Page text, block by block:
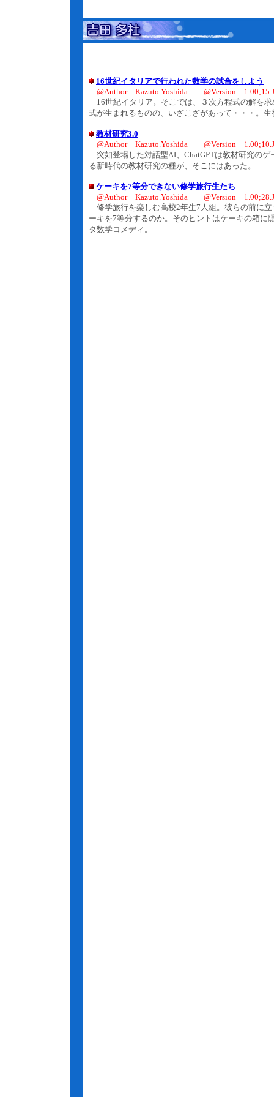
16世紀イタリアで行われた数学の試合をしよう
@Author Kazuto.Yoshida @Version
16世紀イタリア。そこでは、３次方程式の解を
式が生まれるものの、いざこざがあって・・・。
教材研究3.0
@Author Kazuto.Yoshida @Version
突如登場した対話型AI、ChatGPTは教材研究の
る新時代の教材研究の種が、そこにはあった。
ケーキを7等分できない修学旅行生たち
@Author Kazuto.Yoshida @Version
修学旅行を楽しむ高校2年生7人組。彼らの前に
ーキを7等分するのか。そのヒントはケーキの箱
タ数学コメディ。